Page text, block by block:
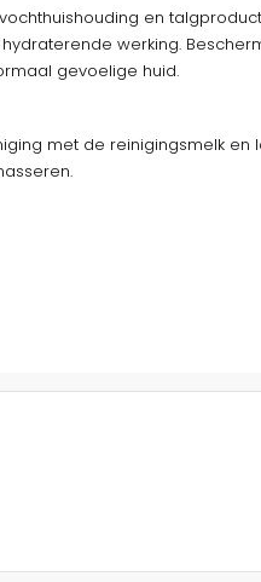
en
werking.
gevoelige huid.
met de reinigingsmelk en